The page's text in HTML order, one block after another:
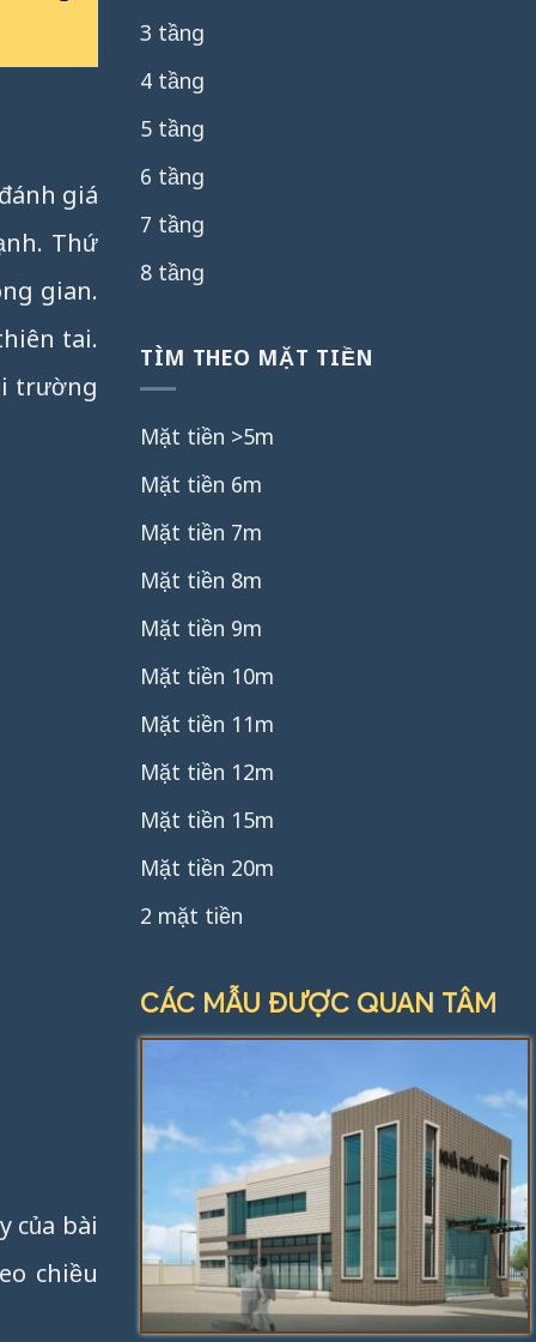
giá
Thứ
gian.
tai.
trường
của bài
chiều
3 tầng
4 tầng
5 tầng
6 tầng
7 tầng
8 tầng
TÌM THEO MẶT TIỀN
Mặt tiền >5m
Mặt tiền 6m
Mặt tiền 7m
Mặt tiền 8m
Mặt tiền 9m
Mặt tiền 10m
Mặt tiền 11m
Mặt tiền 12m
Mặt tiền 15m
Mặt tiền 20m
2 mặt tiền
CÁC MẪU ĐƯỢC QUAN TÂM